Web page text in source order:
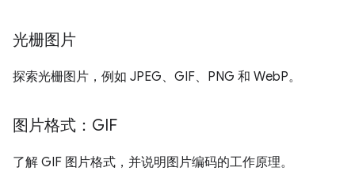
光栅图片
探索光栅图片，例如 JPEG、GIF、PNG 和 WebP。
图片格式：GIF
了解 GIF 图片格式，并说明图片编码的工作原理。